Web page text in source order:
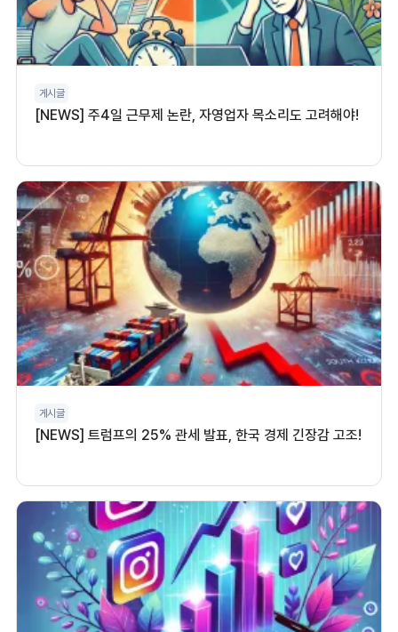
게시글
[NEWS] 주4일 근무제 논란, 자영업자 목소리도 고려해야!
게시글
[NEWS] 트럼프의 25% 관세 발표, 한국 경제 긴장감 고조!